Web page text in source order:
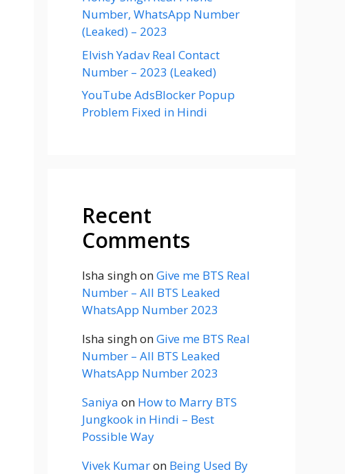
Number, WhatsApp Number
(Leaked) – 2023
Elvish Yadav Real Contact
Number – 2023 (Leaked)
YouTube AdsBlocker Popup
Problem Fixed in Hindi
Recent
Comments
Isha singhonGive me BTS Real
Number – All BTS Leaked
WhatsApp Number 2023
Isha singhonGive me BTS Real
Number – All BTS Leaked
WhatsApp Number 2023
Saniya on How to Marry BTS
Jungkook in Hindi – Best
Possible Way
Vivek Kumaron Being Used By